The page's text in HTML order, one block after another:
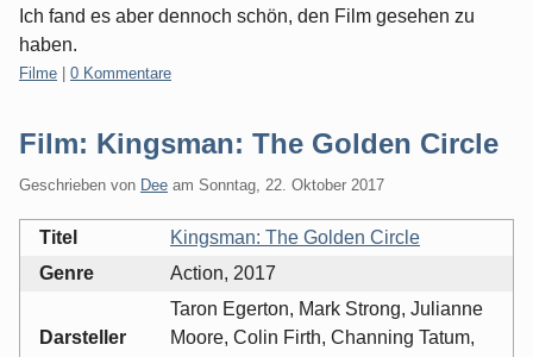
Ich fand es aber dennoch schön, den Film gesehen zu
haben.
Kategorien:
Filme 0 Kommentare
Film: Kingsman: The Golden Circle
Geschrieben von Dee am Sonntag, 22. Oktober 2017
Titel
Kingsman: The Golden Circle
Genre
Action, 2017
Darsteller
Taron Egerton, Mark Strong, Julianne
Moore, Colin Firth, Channing Tatum,